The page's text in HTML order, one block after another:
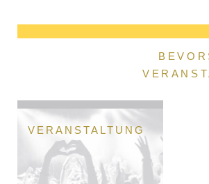
VERANSTALTUNG